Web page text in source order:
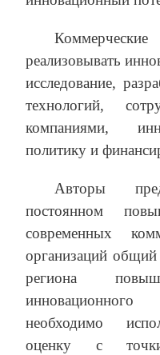
реализовывать
исследование,
технологий,
компаниями,
политику и
Авторы
постоянном
современных
организаций
региона
необходимо
оценку с